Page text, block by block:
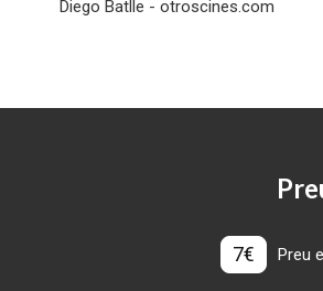
Diego Batlle - otroscines.com
7€ Preu